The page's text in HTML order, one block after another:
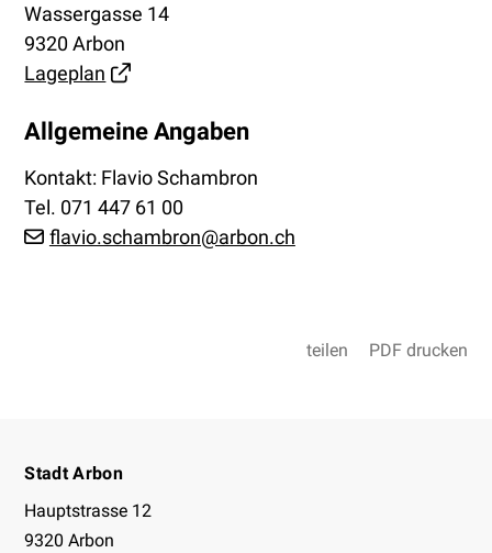
Wassergasse 14
9320 Arbon
Lageplan
Allgemeine Angaben
Kontakt: Flavio Schambron
Tel. 071 447 61 00
flavio.schambron@arbon.ch
teilen PDF drucken
Stadt Arbon
Hauptstrasse 12
9320 Arbon